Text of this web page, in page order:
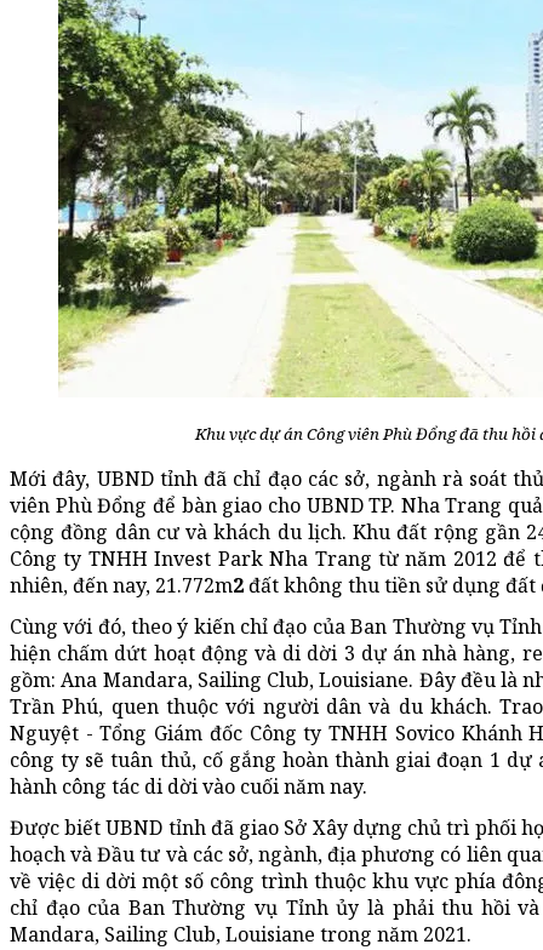
Khu vực dự án Công viên Phù Đổng đã thu hồi
Mới đây, UBND tỉnh đã chỉ đạo các sở, ngành rà soát
viên Phù Đổng để bàn giao cho UBND TP. Nha Trang
cộng đồng dân cư và khách du lịch. Khu đất rộng gần
Công ty TNHH Invest Park Nha Trang từ năm 2012 để
nhiên, đến nay, 21.772m2đất không thu tiền sử dụng đất
Cùng với đó, theo ý kiến chỉ đạo của Ban Thường vụ
hiện chấm dứt hoạt động và di dời 3 dự án nhà hàng,
gồm: Ana Mandara, Sailing Club, Louisiane. Đây đều là
Trần Phú, quen thuộc với người dân và du khách.
Nguyệt - Tổng Giám đốc Công ty TNHH Sovico Khánh
công ty sẽ tuân thủ, cố gắng hoàn thành giai đoạn 1 dự
hành công tác di dời vào cuối năm nay.
Được biết UBND tỉnh đã giao Sở Xây dựng chủ trì phối
hoạch và Đầu tư và các sở, ngành, địa phương có liên
về việc di dời một số công trình thuộc khu vực phía
chỉ đạo của Ban Thường vụ Tỉnh ủy là phải thu hồi
Mandara, Sailing Club, Louisiane trong năm 2021.